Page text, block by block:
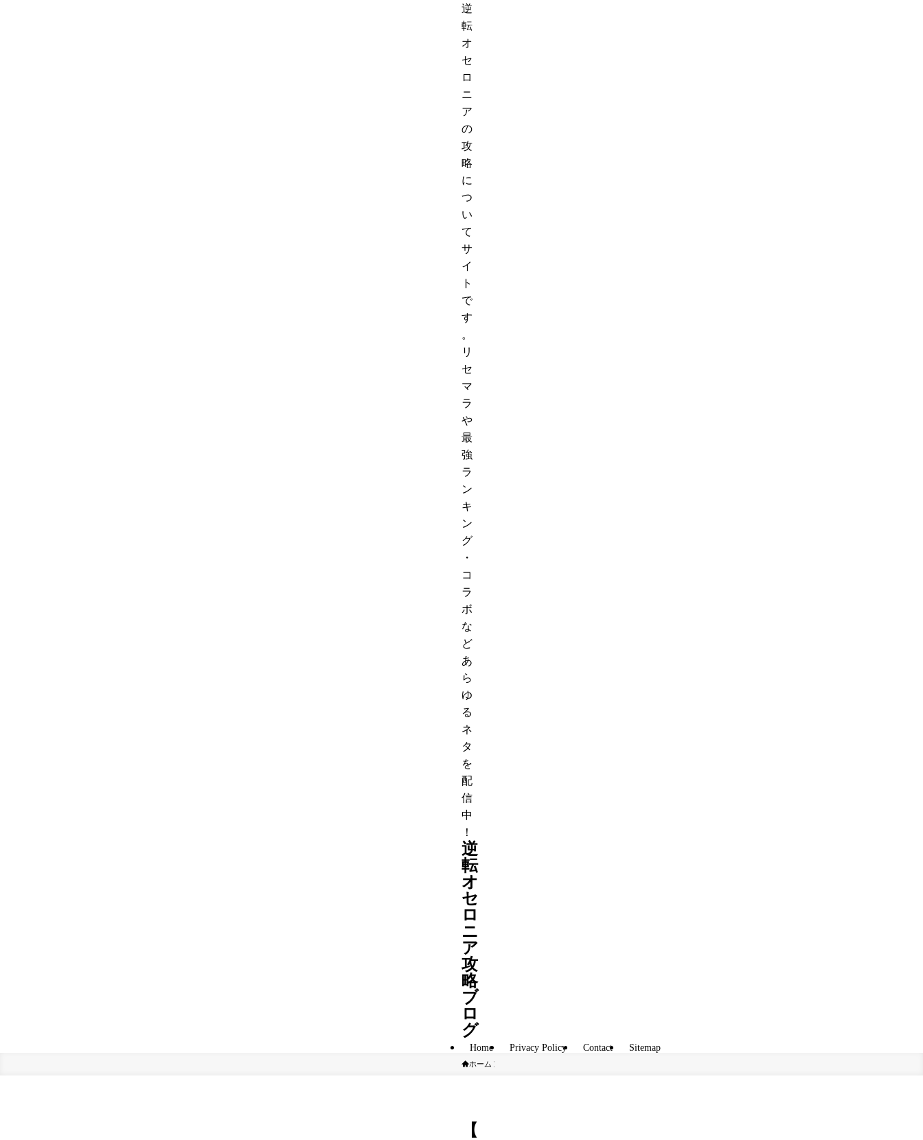
逆
転
オ
セ
ロ
ニ
ア
の
攻
略
に
つ
い
て
サ
イ
ト
で
す
。
リ
セ
マ
ラ
や
最
強
ラ
ン
キ
ン
グ
・
コ
ラ
ボ
な
ど
あ
ら
ゆ
る
ネ
タ
を
配
信
中
！
逆
転
オ
セ
ロ
ニ
ア
攻
略
ブ
ロ
グ
Home Privacy Policy Contact Sitemap
ホーム
【